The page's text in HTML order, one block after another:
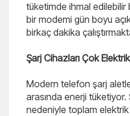
tüketimde ihmal edilebilir
bir modemi gün boyu
birkaç dakika
Şarj Cihazları Çok
Modern telefon şarj
arasında enerji tüketiyor.
nedeniyle toplam elektrik